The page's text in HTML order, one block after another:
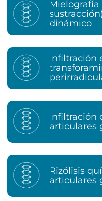
dinámico
Infiltración
Infiltración
articulares
Rizólisis
articulares